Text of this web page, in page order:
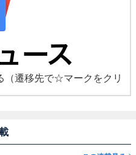
（遷移先で☆マークをクリ